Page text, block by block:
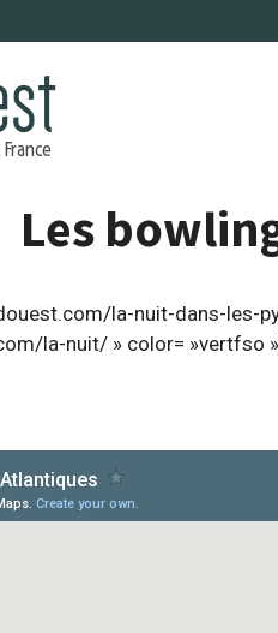
Les
la-nuit-dans-les-
la-nuit/ » color= »vertfso